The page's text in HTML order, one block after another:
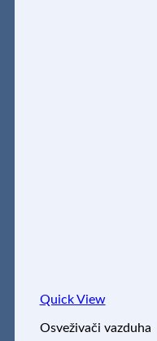
Quick View
Osveživači vazduha